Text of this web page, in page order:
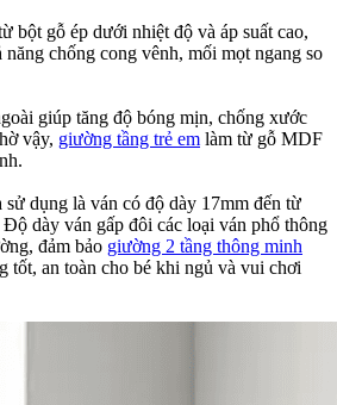
bột gỗ ép dưới nhiệt độ và áp suất cao,
chống cong vênh, mối mọt ngang so
giúp tăng độ bóng mịn, chống xước
vậy, giường tầng trẻ em làm từ gỗ MDF
dụng là ván có độ dày 17mm đến từ
dày ván gấp đôi các loại ván phổ thông
đảm bảo giường 2 tầng thông minh
tốt, an toàn cho bé khi ngủ và vui chơi